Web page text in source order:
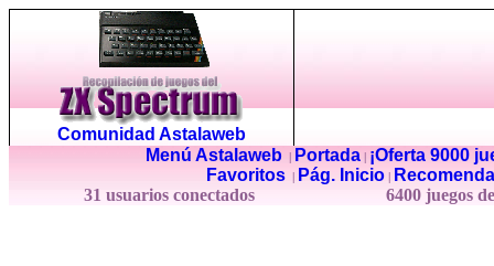
Comunidad Astalaweb
Menú Astalaweb| Portada|
¡Oferta 9000
Favoritos
Pág. Inicio
31 usuarios conectados
6400 juegos